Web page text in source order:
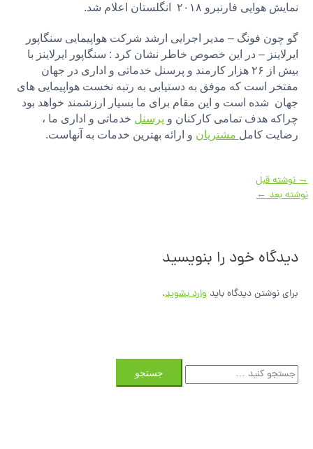
نمایش هوایی فارنبرو ۲۰۱۸ انگلستان اعلام شد.
گو چون فونگ – مدیر اجرایی ارشد شرکت هواپیمایی سنگاپور
ایرلاینز – در این خصوص خاطر نشان کرد : سنگاپور ایرلاینز با
بیش از ۲۶ هزار کارمند و پرسنل خدماتی و اداری در جهان
مفتخر است که موفق به دستیابی به رتبه نخست هواپیمایی های
جهان شده است و این مقام برای ما بسیار ارزشمند خواهد بود
چراکه هدف تمامی کارکنان و پرسنل خدماتی و اداری ما ،
رضایت کامل مشتریان و ارائه بهترین خدمات به آنهاست.
راهبری
نوشته
→نوشته قبل
نوشته بعد←
دیدگاه‌ خود را بنویسید
برای نوشتن دیدگاه باید وارد بشوید.
ج
س